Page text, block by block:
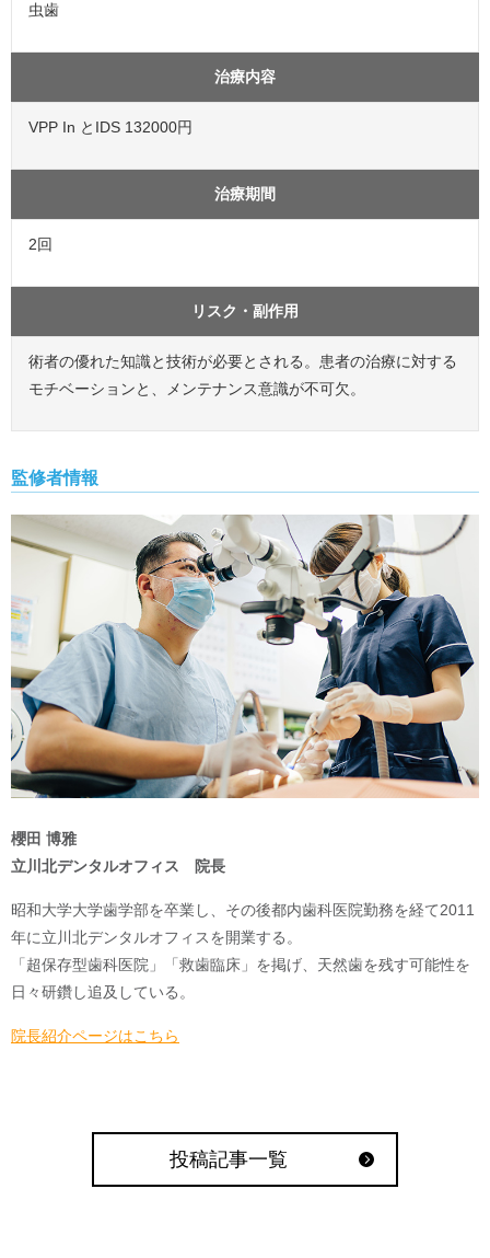
虫歯
治療内容
VPP In とIDS 132000円
治療期間
2回
リスク・副作用
術者の優れた知識と技術が必要とされる。患者の治療に対する
モチベーションと、メンテナンス意識が不可欠。
監修者情報
櫻田 博雅
立川北デンタルオフィス 院長
昭和大学大学歯学部を卒業し、その後都内歯科医院勤務を経て2011
年に立川北デンタルオフィスを開業する。
「超保存型歯科医院」「救歯臨床」を掲げ、天然歯を残す可能性を
日々研鑽し追及している。
院長紹介ページはこちら
投稿記事一覧